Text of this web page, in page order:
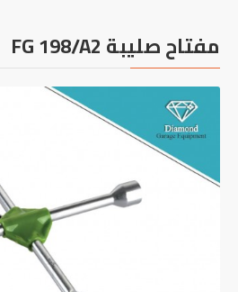
مفتاح صليبة FG 198/A2